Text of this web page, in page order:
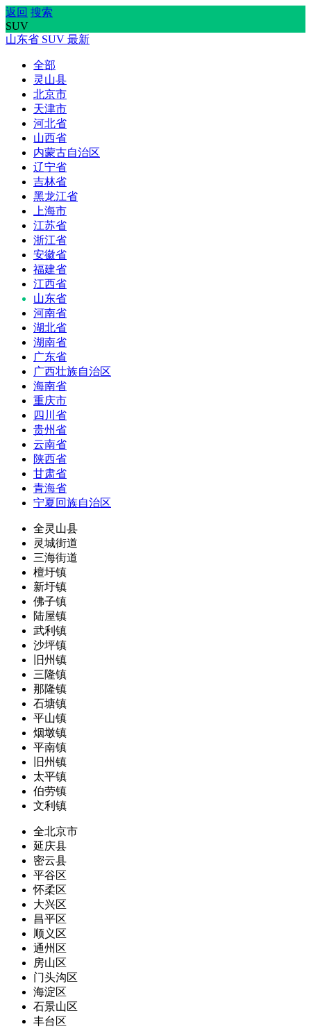
返回 搜索
SUV
山东省 SUV 最新
全部
灵山县
北京市
天津市
河北省
山西省
内蒙古自治区
辽宁省
吉林省
黑龙江省
上海市
江苏省
浙江省
安徽省
福建省
江西省
山东省
河南省
湖北省
湖南省
广东省
广西壮族自治区
海南省
重庆市
四川省
贵州省
云南省
陕西省
甘肃省
青海省
宁夏回族自治区
全灵山县
灵城街道
三海街道
檀圩镇
新圩镇
佛子镇
陆屋镇
武利镇
沙坪镇
旧州镇
三隆镇
那隆镇
石塘镇
平山镇
烟墩镇
平南镇
旧州镇
太平镇
伯劳镇
文利镇
全北京市
延庆县
密云县
平谷区
怀柔区
大兴区
昌平区
顺义区
通州区
房山区
门头沟区
海淀区
石景山区
丰台区